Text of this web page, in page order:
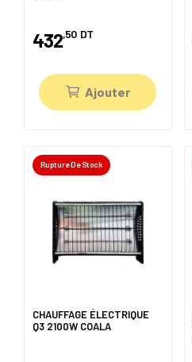
432,50 DT
Ajouter
Rupture De Stock
CHAUFFAGE ÉLECTRIQUE
Q3 2100W COALA